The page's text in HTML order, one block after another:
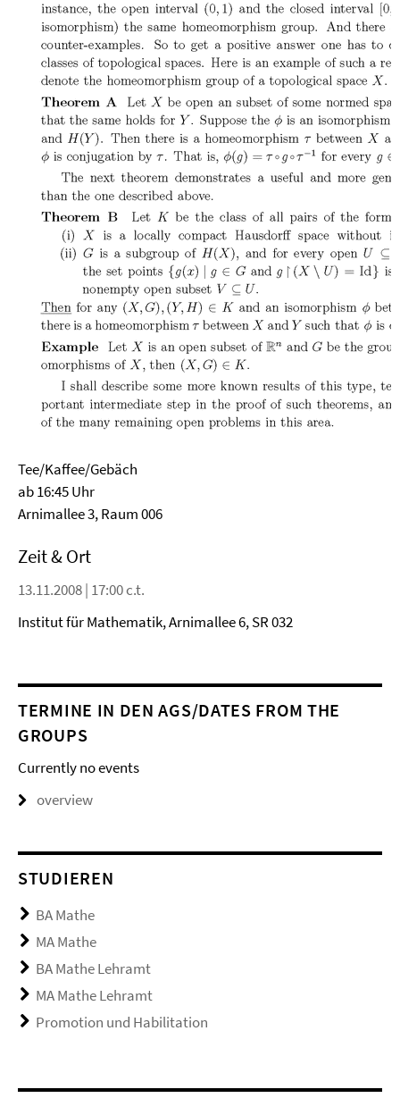
Tee/Kaffee/Gebäch
ab 16:45 Uhr
Arnimallee 3, Raum 006
Zeit & Ort
13.11.2008 | 17:00 c.t.
Institut für Mathematik, Arnimallee 6, SR 032
TERMINE IN DEN AGS/DATES FROM THE
GROUPS
Currently no events
overview
STUDIEREN
BA Mathe
MA Mathe
BA Mathe Lehramt
MA Mathe Lehramt
Promotion und Habilitation